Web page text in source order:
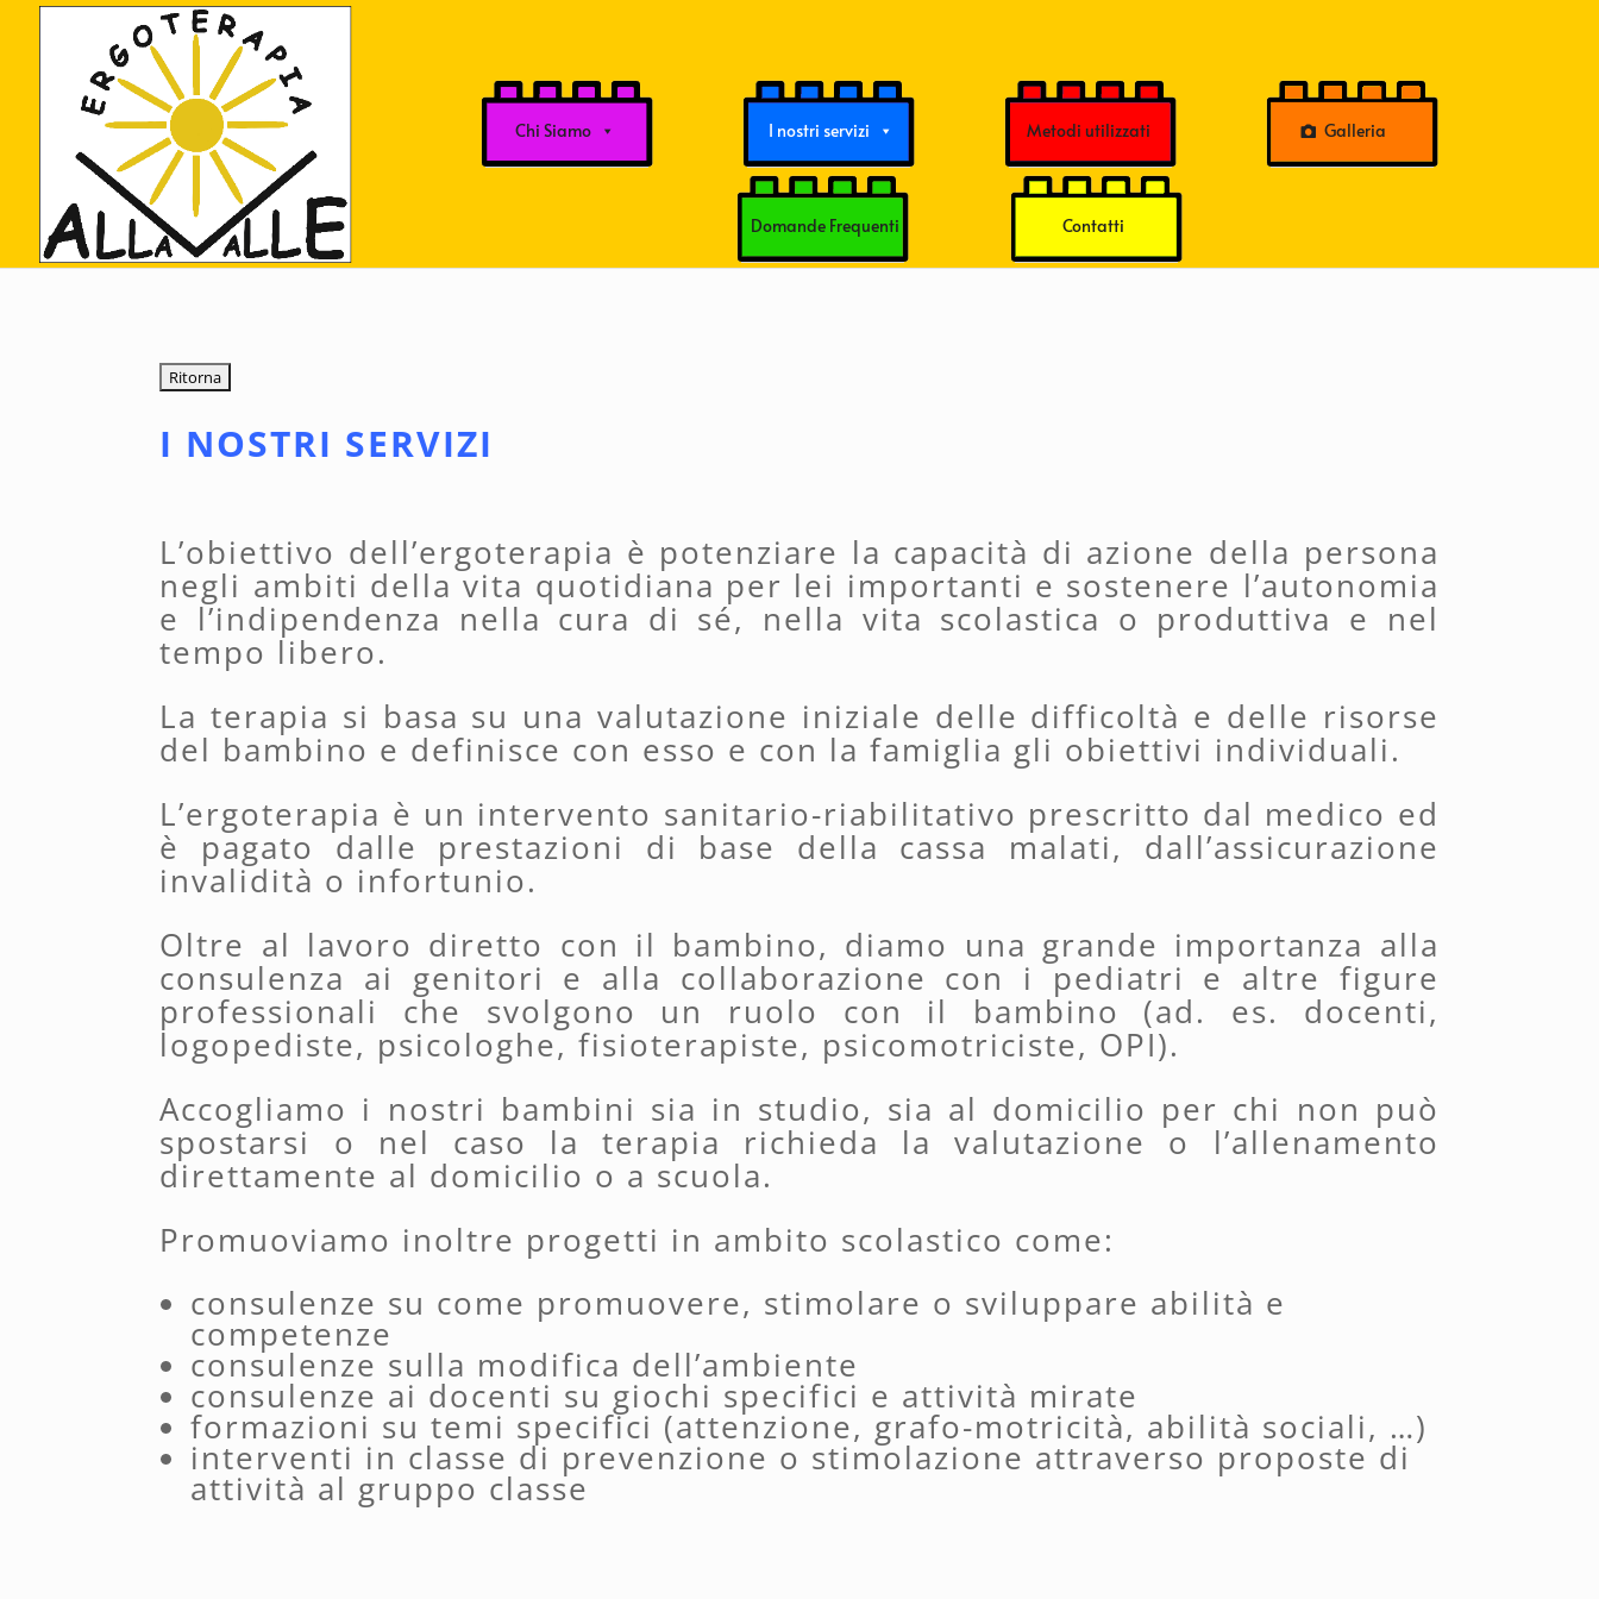
Chi Siamo I nostri servizi Metodi utilizzati Galleria
Domande Frequenti Contatti
I NOSTRI SERVIZI
L’obiettivo dell’ergoterapia è potenziare la capacità di azione della persona
negli ambiti della vita quotidiana per lei importanti e sostenere l’autonomia
e l’indipendenza nella cura di sé, nella vita scolastica o produttiva e nel
tempo libero.
La terapia si basa su una valutazione iniziale delle difficoltà e delle risorse
del bambino e definisce con esso e con la famiglia gli obiettivi individuali.
L’ergoterapia è un intervento sanitario-riabilitativo prescritto dal medico ed
è pagato dalle prestazioni di base della cassa malati, dall’assicurazione
invalidità o infortunio.
Oltre al lavoro diretto con il bambino, diamo una grande importanza alla
consulenza ai genitori e alla collaborazione con i pediatri e altre figure
professionali che svolgono un ruolo con il bambino (ad. es. docenti,
logopediste, psicologhe, fisioterapiste, psicomotriciste, OPI).
Accogliamo i nostri bambini sia in studio, sia al domicilio per chi non può
spostarsi o nel caso la terapia richieda la valutazione o l’allenamento
direttamente al domicilio o a scuola.
Promuoviamo inoltre progetti in ambito scolastico come:
consulenze su come promuovere, stimolare o sviluppare abilità e
competenze
consulenze sulla modifica dell’ambiente
consulenze ai docenti su giochi specifici e attività mirate
formazioni su temi specifici (attenzione, grafo-motricità, abilità sociali, …)
interventi in classe di prevenzione o stimolazione attraverso proposte di
attività al gruppo classe